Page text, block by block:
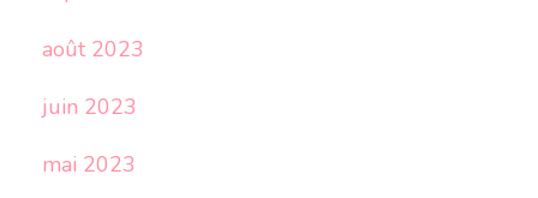
août 2023
juin 2023
mai 2023